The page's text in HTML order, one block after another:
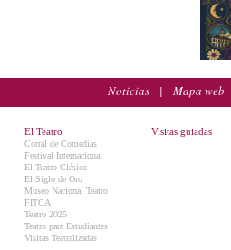
Noticias | Mapa web
El Teatro
Corral de Comedias
Festival Internacional
El Teatro Clásico
El Siglo de Oro
Museo Nacional Teatro
FITCA
Teatro 2025
Teatro para Estudiantes
Visitas Teatralizadas
Visitas guiadas